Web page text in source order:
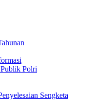
Polri
Sengketa